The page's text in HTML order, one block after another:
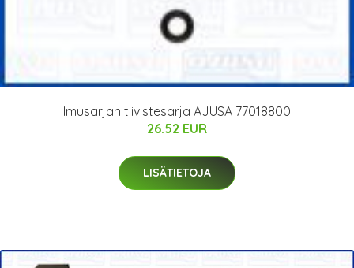
Imusarjan tiivistesarja AJUSA 77018800
26.52 EUR
LISÄTIETOJA